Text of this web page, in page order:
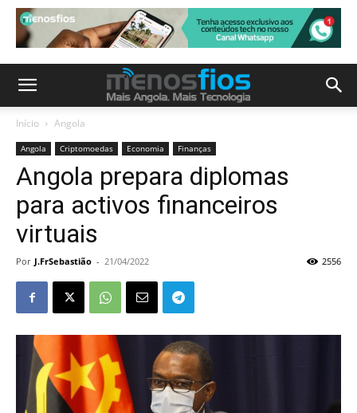
Início Angola
Angola Criptomoedas Economia Finanças
Angola prepara diplomas
para activos financeiros
virtuais
Por J.FrSebastião - 21/04/2022 2556